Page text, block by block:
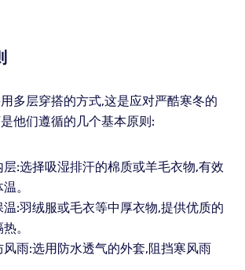
多层穿搭的方式,这是应对严酷寒冬的
他们遵循的几个基本原则:
层:选择吸湿排汗的棉质或羊毛衣物,有效
。
温:羽绒服或毛衣等中厚衣物,提供优质的
。
风雨:选用防水透气的外套,阻挡寒风雨